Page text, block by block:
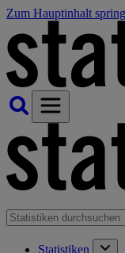
Zum Hauptinhalt
Statistiken